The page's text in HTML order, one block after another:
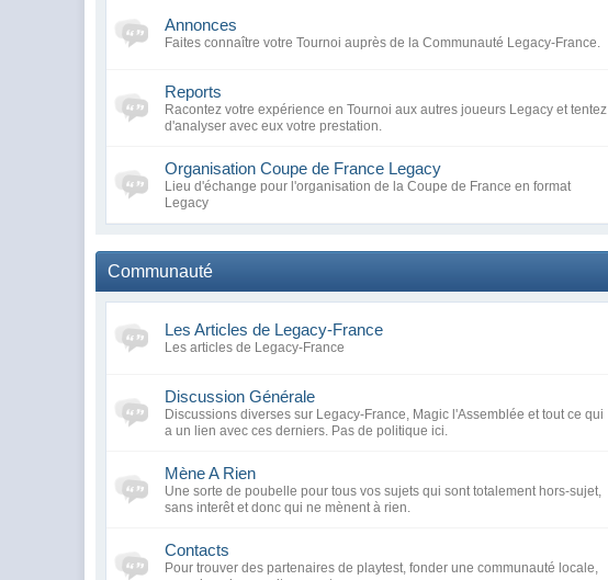
Annonces
Faites connaître votre Tournoi auprès de la Communauté Legacy-France.
Reports
Racontez votre expérience en Tournoi aux autres joueurs Legacy et tentez
d'analyser avec eux votre prestation.
Organisation Coupe de France Legacy
Lieu d'échange pour l'organisation de la Coupe de France en format
Legacy
Communauté
Les Articles de Legacy-France
Les articles de Legacy-France
Discussion Générale
Discussions diverses sur Legacy-France, Magic l'Assemblée et tout ce qui
a un lien avec ces derniers. Pas de politique ici.
Mène A Rien
Une sorte de poubelle pour tous vos sujets qui sont totalement hors-sujet,
sans interêt et donc qui ne mènent à rien.
Contacts
Pour trouver des partenaires de playtest, fonder une communauté locale,